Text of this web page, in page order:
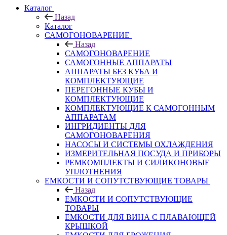
Каталог
Назад
Каталог
САМОГОНОВАРЕНИЕ
Назад
САМОГОНОВАРЕНИЕ
САМОГОННЫЕ АППАРАТЫ
АППАРАТЫ БЕЗ КУБА И
КОМПЛЕКТУЮЩИЕ
ПЕРЕГОННЫЕ КУБЫ И
КОМПЛЕКТУЮЩИЕ
КОМПЛЕКТУЮЩИЕ К САМОГОННЫМ
АППАРАТАМ
ИНГРИДИЕНТЫ ДЛЯ
САМОГОНОВАРЕНИЯ
НАСОСЫ И СИСТЕМЫ ОХЛАЖДЕНИЯ
ИЗМЕРИТЕЛЬНАЯ ПОСУДА И ПРИБОРЫ
РЕМКОМПЛЕКТЫ И СИЛИКОНОВЫЕ
УПЛОТНЕНИЯ
ЕМКОСТИ И СОПУТСТВУЮЩИЕ ТОВАРЫ
Назад
ЕМКОСТИ И СОПУТСТВУЮЩИЕ
ТОВАРЫ
ЕМКОСТИ ДЛЯ ВИНА С ПЛАВАЮЩЕЙ
КРЫШКОЙ